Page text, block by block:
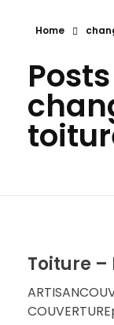
Home
Toiture –